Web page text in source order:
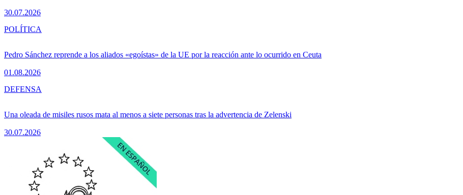
30.07.2026
Pedro Sánchez reprende a los aliados «egoístas» de la UE por la reacción ante lo ocurrido en Ceuta
01.08.2026
POLÍTICA
Una oleada de misiles rusos mata al menos a siete personas tras la advertencia de Zelenski
30.07.2026
DEFENSA